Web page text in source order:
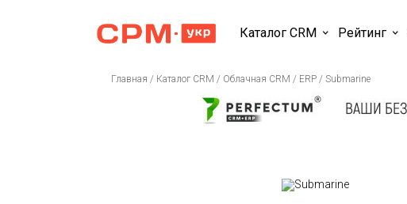
Каталог CRM Рейтинг
Главная / Каталог CRM / Облачная CRM / ERP / Submarine